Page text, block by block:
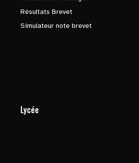
Résultats Brevet
Simulateur note brevet
Lycée